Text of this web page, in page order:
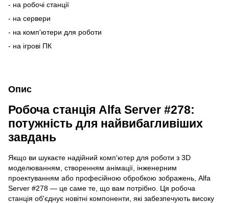
- на робочі станції
- на сервери
- на комп'ютери для роботи
- на ігрові ПК
Опис
Робоча станція Alfa Server #278:
потужність для найвибагливіших
завдань
Якщо ви шукаєте надійний комп'ютер для роботи з 3D
моделюванням, створенням анімації, інженерним
проектуванням або професійною обробкою зображень, Alfa
Server #278 — це саме те, що вам потрібно. Ця робоча
станція об'єднує новітні компоненти, які забезпечують високу